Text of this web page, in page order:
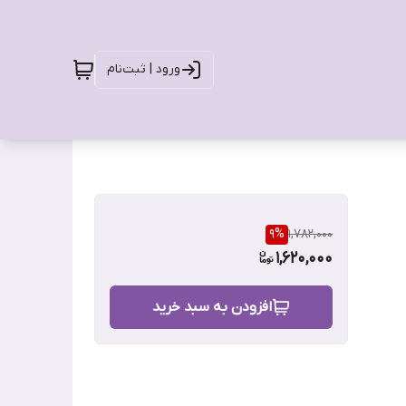
ورود | ثبت‌نام
1,782,000
9%
1,620,000
افزودن به سبد خرید